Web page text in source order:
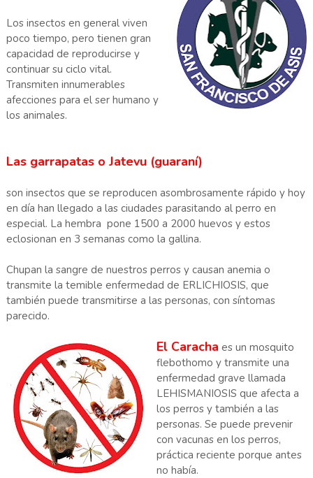
Los insectos en general viven
poco tiempo, pero tienen gran
capacidad de reproducirse y
continuar su ciclo vital.
Transmiten innumerables
afecciones para el ser humano y
los animales.
Las garrapatas o Jatevu (guaraní)
son insectos que se reproducen asombrosamente rápido y hoy
en día han llegado a las ciudades parasitando al perro en
especial. La hembra pone 1500 a 2000 huevos y estos
eclosionan en 3 semanas como la gallina.
Chupan la sangre de nuestros perros y causan anemia o
transmite la temible enfermedad de ERLICHIOSIS, que
también puede transmitirse a las personas, con síntomas
parecido.
El Caracha es un mosquito
flebothomo y transmite una
enfermedad grave llamada
LEHISMANIOSIS que afecta a
los perros y también a las
personas. Se puede prevenir
con vacunas en los perros,
práctica reciente porque antes
no había.